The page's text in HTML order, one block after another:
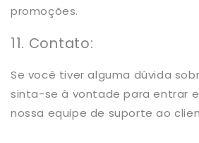
promoções.
11. Contato:
Se você tiver alguma dúvida
sinta-se à vontade para entrar
nossa equipe de suporte ao